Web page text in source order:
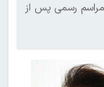
رسمی پس از